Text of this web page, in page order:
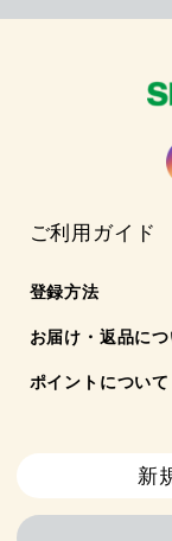
ご利用ガイド
登録方法
お届け・返品につ
ポイントについて
新